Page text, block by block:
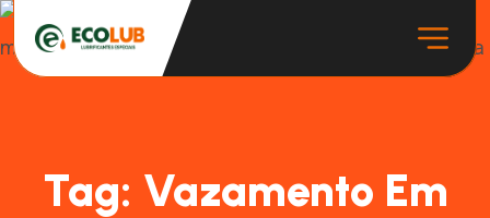
Tag: Vazamento Em